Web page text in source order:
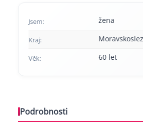
Jsem: žena
Kraj:
Věk: 60 let
Podrobnosti